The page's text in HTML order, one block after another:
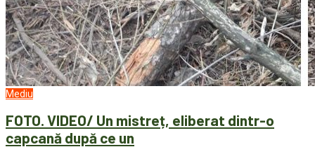
Mediu
FOTO. VIDEO/ Un mistreț, eliberat dintr-o
capcană după ce un